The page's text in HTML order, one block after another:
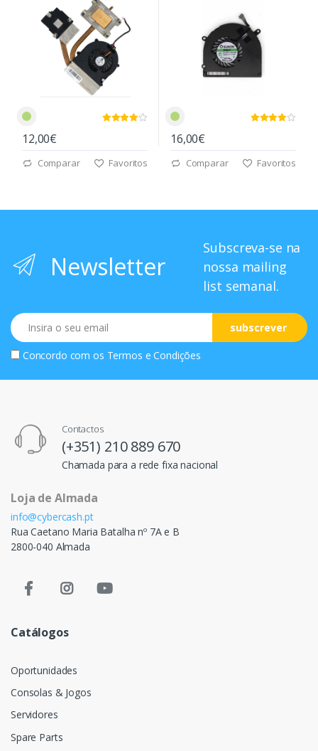
12,00€
Comparar Favoritos
16,00€
Comparar Favoritos
Newsletter
Subscreva-se na
nossa mailing
list semanal.
Email
subscrever
Concordo com os Termos e Condições
Contactos
(+351) 210 889 670
Chamada para a rede fixa nacional
Loja de Almada
info@cybercash.pt
Rua Caetano Maria Batalha nº 7A e B
2800-040 Almada
Catálogos
Oportunidades
Consolas & Jogos
Servidores
Spare Parts